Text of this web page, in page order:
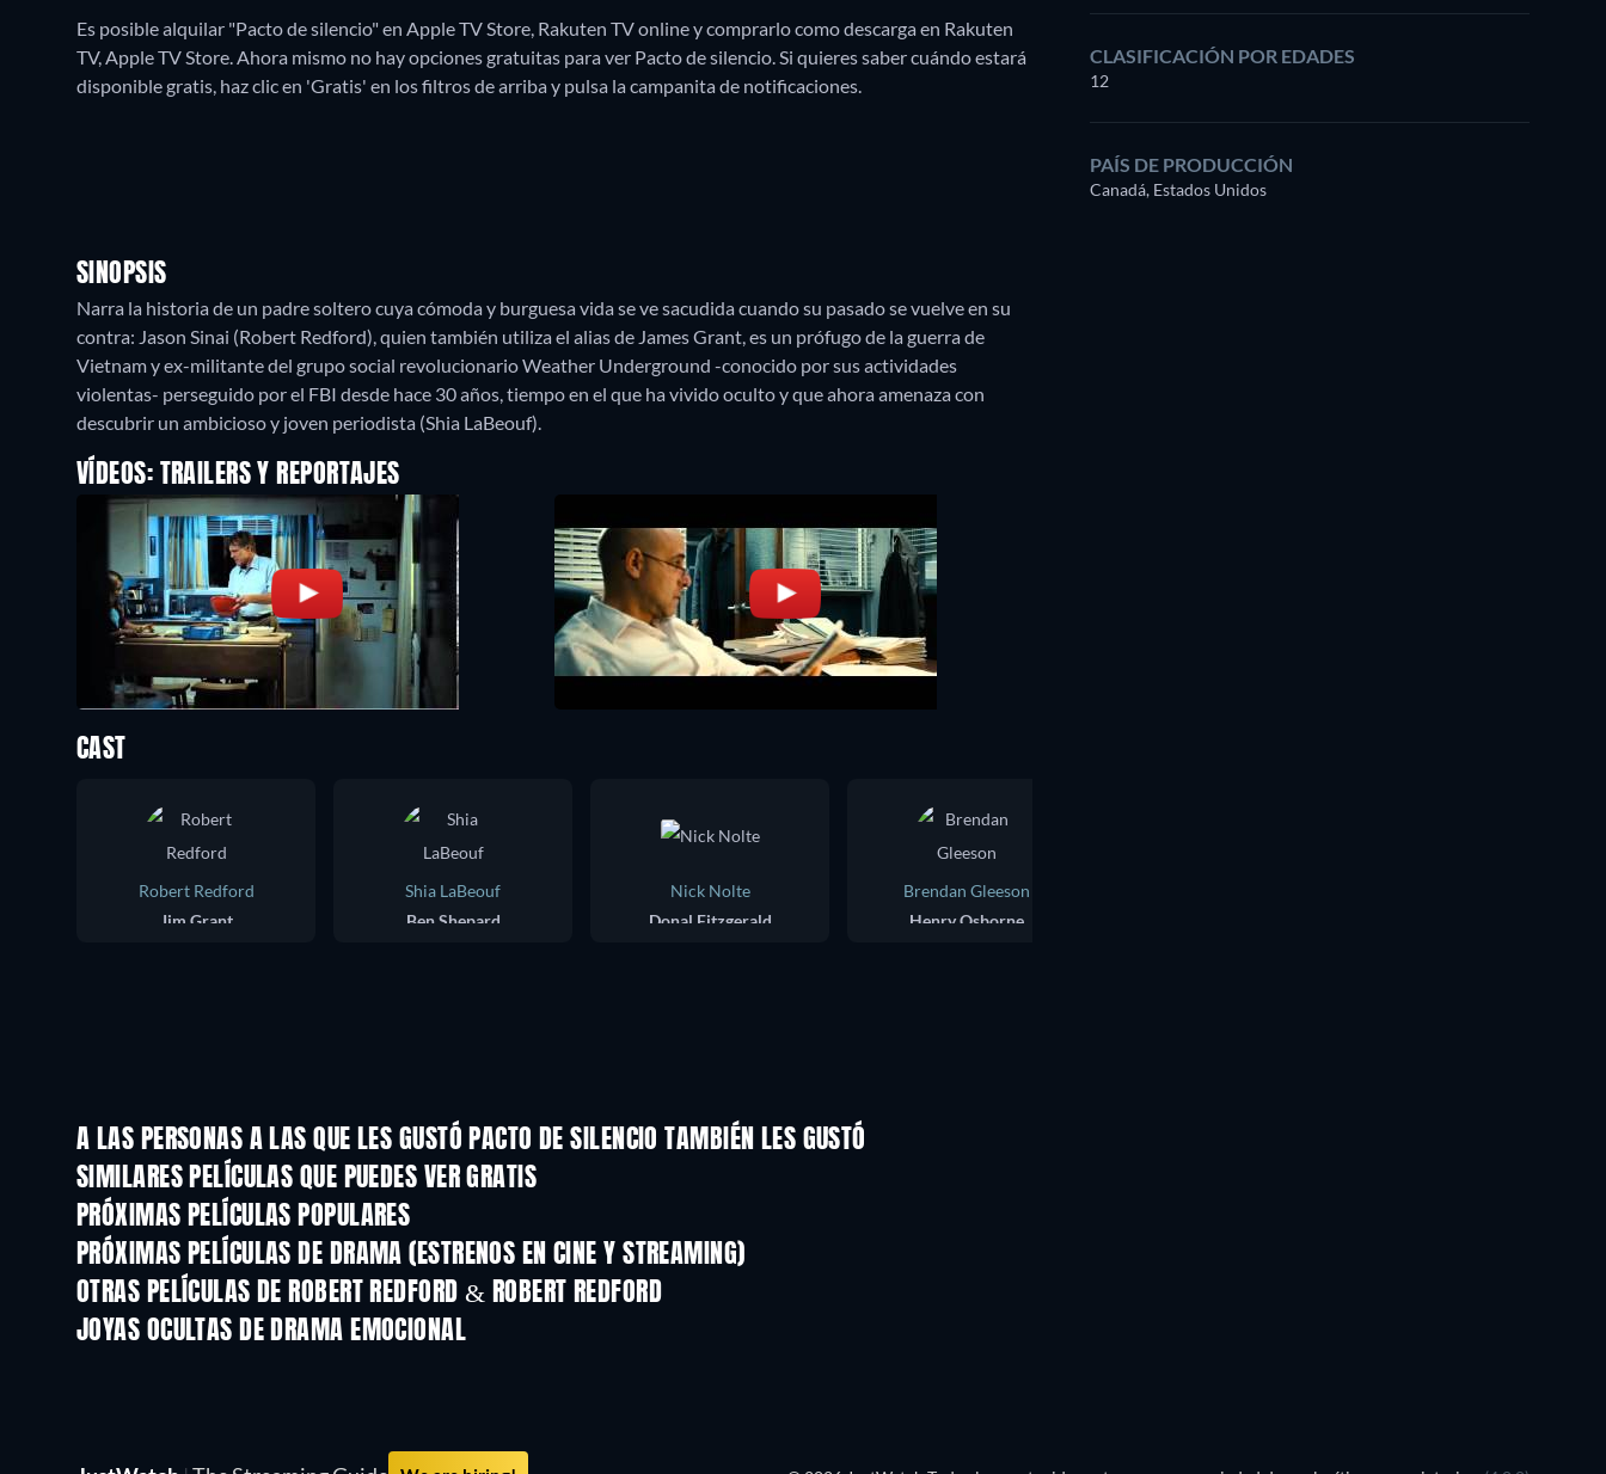
Es posible alquilar "Pacto de silencio" en Apple TV Store, Rakuten TV online y comprarlo como descarga en Rakuten
TV, Apple TV Store.Ahora mismo no hay opciones gratuitas para ver Pacto de silencio. Si quieres saber cuándo estará
disponible gratis, haz clic en 'Gratis' en los filtros de arriba y pulsa la campanita de notificaciones.
SINOPSIS
Narra la historia de un padre soltero cuya cómoda y burguesa vida se ve sacudida cuando su pasado se vuelve en su
contra: Jason Sinai (Robert Redford), quien también utiliza el alias de James Grant, es un prófugo de la guerra de
Vietnam y ex-militante del grupo social revolucionario Weather Underground -conocido por sus actividades
violentas- perseguido por el FBI desde hace 30 años, tiempo en el que ha vivido oculto y que ahora amenaza con
descubrir un ambicioso y joven periodista (Shia LaBeouf).
VÍDEOS: TRAILERS Y REPORTAJES
CLASIFICACIÓN POR EDADES
12
PAÍS DE PRODUCCIÓN
Canadá, Estados Unidos
CAST
Robert Redford
Jim Grant
Shia LaBeouf
Ben Shepard
Nick Nolte
Donal Fitzgerald
Brendan Gleeson
Henry Osborne
A LAS PERSONAS A LAS QUE LES GUSTÓ PACTO DE SILENCIO TAMBIÉN LES GUSTÓ
SIMILARES PELÍCULAS QUE PUEDES VER GRATIS
PRÓXIMAS PELÍCULAS POPULARES
PRÓXIMAS PELÍCULAS DE DRAMA (ESTRENOS EN CINE Y STREAMING)
OTRAS PELÍCULAS DE ROBERT REDFORD & ROBERT REDFORD
JOYAS OCULTAS DE DRAMA EMOCIONAL